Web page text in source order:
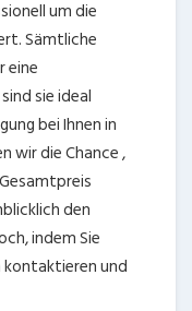
um die
Sämtliche
eine
sie ideal
bei Ihnen in
wir die Chance ,
den
indem Sie
und